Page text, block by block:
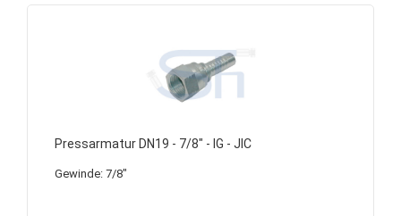
Pressarmatur DN19 - 7/8" - IG - JIC
Gewinde: 7/8"